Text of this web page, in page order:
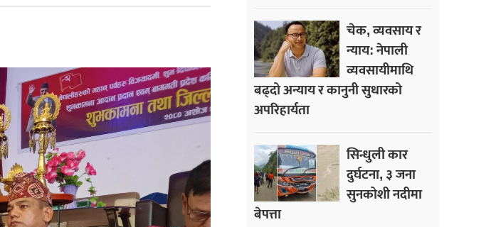
चेक, व्यवसाय र
न्याय: नेपाली
व्यवसायीमाथि
बढ्दो अन्याय र कानुनी सुधारको
अपरिहार्यता
सिन्धुली कार
दुर्घटना, ३ जना
सुनकोशी नदीमा
बेपत्ता